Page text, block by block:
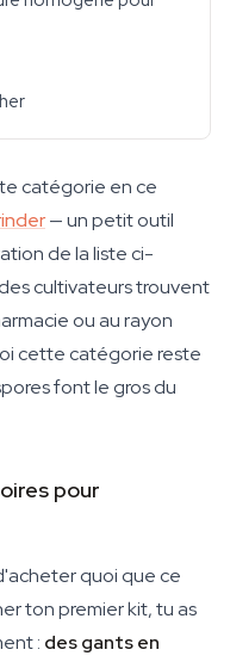
catégorie en ce
— un petit outil
de la liste ci-
cultivateurs trouvent
ou au rayon
cette catégorie reste
font le gros du
pour
quoi que ce
ton premier kit, tu as
: des gants en